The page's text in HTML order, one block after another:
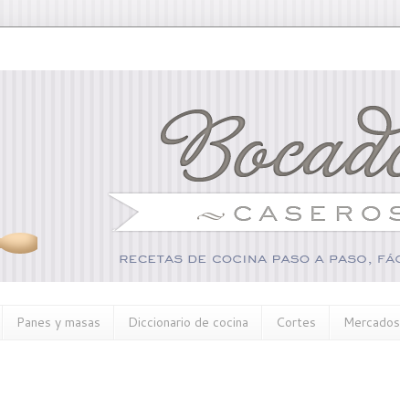
Panes y masas Diccionario de cocina Cortes Mercados